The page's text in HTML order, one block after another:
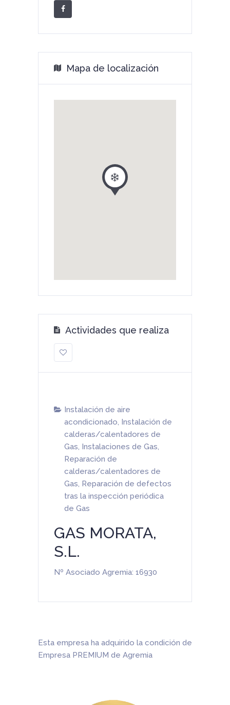
Mapa de localización
Actividades que realiza
Instalación de aire
acondicionado, Instalación de
calderas/calentadores de
Gas, Instalaciones de Gas,
Reparación de
calderas/calentadores de
Gas, Reparación de defectos
tras la inspección periódica
de Gas
GAS MORATA,
S.L.
Nº Asociado Agremia: 16930
Esta empresa ha adquirido la condición de
Empresa PREMIUM de Agremia